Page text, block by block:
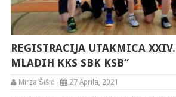
REGISTRACIJA UTAKMICA
MLADIH KKS SBK KSB“
Mirza Šišić 27 Aprila, 2021